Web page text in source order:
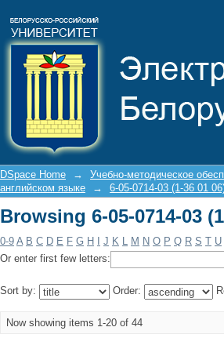
DSpace Home →
Учебно-методическое
английском языке
→ 6-05-0714-03 (1-36 01
Browsing 6-05-0714-03
0-9 A B C D E F G H J K L M N O P Q R S T U
Or enter first few letters:
Sort by: Order:
Now showing items 1-20 of 44